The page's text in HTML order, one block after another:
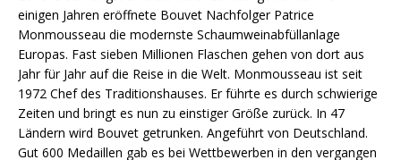
einigen Jahren eröffnete Bouvet Nachfolger Patrice
Monmousseau die modernste Schaumweinabfüllanlage
Europas. Fast sieben Millionen Flaschen gehen von dort aus
Jahr für Jahr auf die Reise in die Welt. Monmousseau ist seit
1972 Chef des Traditionshauses. Er führte es durch schwierige
Zeiten und bringt es nun zu einstiger Größe zurück. In 47
Ländern wird Bouvet getrunken. Angeführt von Deutschland.
Gut 600 Medaillen gab es bei Wettbewerben in den vergangen